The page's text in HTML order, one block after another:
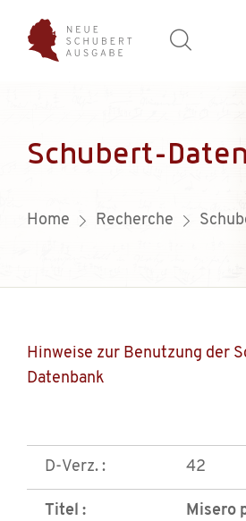
Schubert-
Home Recherche
Hinweise zur Benutzung der
Datenbank
D-Verz. : 42
Titel : Misero